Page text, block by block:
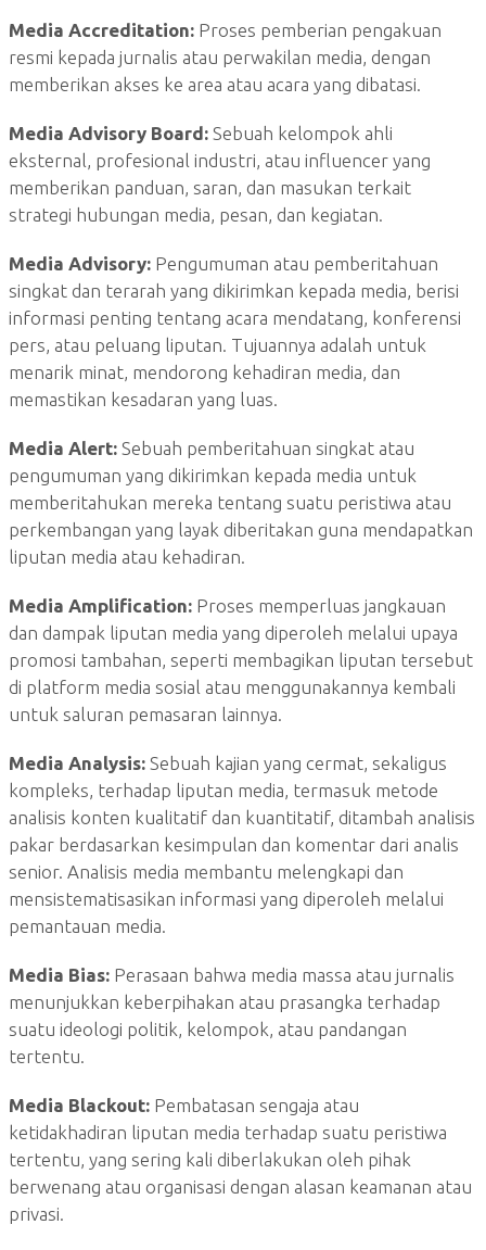
Media Accreditation: Proses pemberian pengakuan
resmi kepada jurnalis atau perwakilan media, dengan
memberikan akses ke area atau acara yang dibatasi.
Media Advisory Board: Sebuah kelompok ahli
eksternal, profesional industri, atau influencer yang
memberikan panduan, saran, dan masukan terkait
strategi hubungan media, pesan, dan kegiatan.
Media Advisory: Pengumuman atau pemberitahuan
singkat dan terarah yang dikirimkan kepada media, berisi
informasi penting tentang acara mendatang, konferensi
pers, atau peluang liputan. Tujuannya adalah untuk
menarik minat, mendorong kehadiran media, dan
memastikan kesadaran yang luas.
Media Alert: Sebuah pemberitahuan singkat atau
pengumuman yang dikirimkan kepada media untuk
memberitahukan mereka tentang suatu peristiwa atau
perkembangan yang layak diberitakan guna mendapatkan
liputan media atau kehadiran.
Media Amplification: Proses memperluas jangkauan
dan dampak liputan media yang diperoleh melalui upaya
promosi tambahan, seperti membagikan liputan tersebut
di platform media sosial atau menggunakannya kembali
untuk saluran pemasaran lainnya.
Media Analysis: Sebuah kajian yang cermat, sekaligus
kompleks, terhadap liputan media, termasuk metode
analisis konten kualitatif dan kuantitatif, ditambah analisis
pakar berdasarkan kesimpulan dan komentar dari analis
senior. Analisis media membantu melengkapi dan
mensistematisasikan informasi yang diperoleh melalui
pemantauan media.
Media Bias: Perasaan bahwa media massa atau jurnalis
menunjukkan keberpihakan atau prasangka terhadap
suatu ideologi politik, kelompok, atau pandangan
tertentu.
Media Blackout: Pembatasan sengaja atau
ketidakhadiran liputan media terhadap suatu peristiwa
tertentu, yang sering kali diberlakukan oleh pihak
berwenang atau organisasi dengan alasan keamanan atau
privasi.